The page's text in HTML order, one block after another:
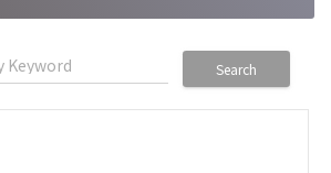
Search